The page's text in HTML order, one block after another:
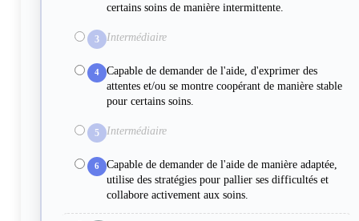
certains soins de manière intermittente.
3 Intermédiaire
4
Capable de demander de l'aide, d'exprimer des
attentes et/ou se montre coopérant de manière stable
pour certains soins.
5 Intermédiaire
6
Capable de demander de l'aide de manière adaptée,
utilise des stratégies pour pallier ses difficultés et
collabore activement aux soins.